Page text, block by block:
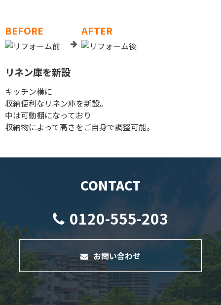
BEFORE AFTER
リネン庫を新設
キッチン横に
収納便利なリネン庫を新設。
中は可動棚になっており
収納物によって高さをご自身で調整可能。
CONTACT
0120-555-203
お問い合わせ